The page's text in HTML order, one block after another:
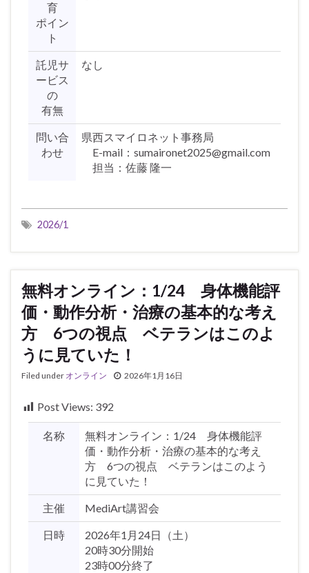
育
ポイン
ト
託児サ
ービス
の
有無
なし
問い合
わせ
県西スマイロネット事務局
E-mail：sumaironet2025@gmail.com
担当：佐藤 隆一
2026/1
無料オンライン：1/24 身体機能評
価・動作分析・治療の基本的な考え
方 6つの視点 ベテランはこのよ
うに見ていた！
Filed under オンライン 2026年1月16日
Post Views: 392
名称
無料オンライン：1/24 身体機能評
価・動作分析・治療の基本的な考え
方 6つの視点 ベテランはこのよう
に見ていた！
主催 MediArt講習会
日時
2026年1月24日（土）
20時30分開始
23時00分終了